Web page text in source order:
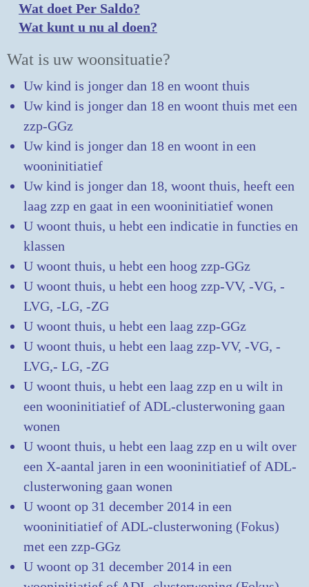
Wat doet Per Saldo?
Wat kunt u nu al doen?
Wat is uw woonsituatie?
Uw kind is jonger dan 18 en woont thuis
Uw kind is jonger dan 18 en woont thuis met een
zzp-GGz
Uw kind is jonger dan 18 en woont in een
wooninitiatief
Uw kind is jonger dan 18, woont thuis, heeft een
laag zzp en gaat in een wooninitiatief wonen
U woont thuis, u hebt een indicatie in functies en
klassen
U woont thuis, u hebt een hoog zzp-GGz
U woont thuis, u hebt een hoog zzp-VV, -VG, -
LVG, -LG, -ZG
U woont thuis, u hebt een laag zzp-GGz
U woont thuis, u hebt een laag zzp-VV, -VG, -
LVG,- LG, -ZG
U woont thuis, u hebt een laag zzp en u wilt in
een wooninitiatief of ADL-clusterwoning gaan
wonen
U woont thuis, u hebt een laag zzp en u wilt over
een X-aantal jaren in een wooninitiatief of ADL-
clusterwoning gaan wonen
U woont op 31 december 2014 in een
wooninitiatief of ADL-clusterwoning (Fokus)
met een zzp-GGz
U woont op 31 december 2014 in een